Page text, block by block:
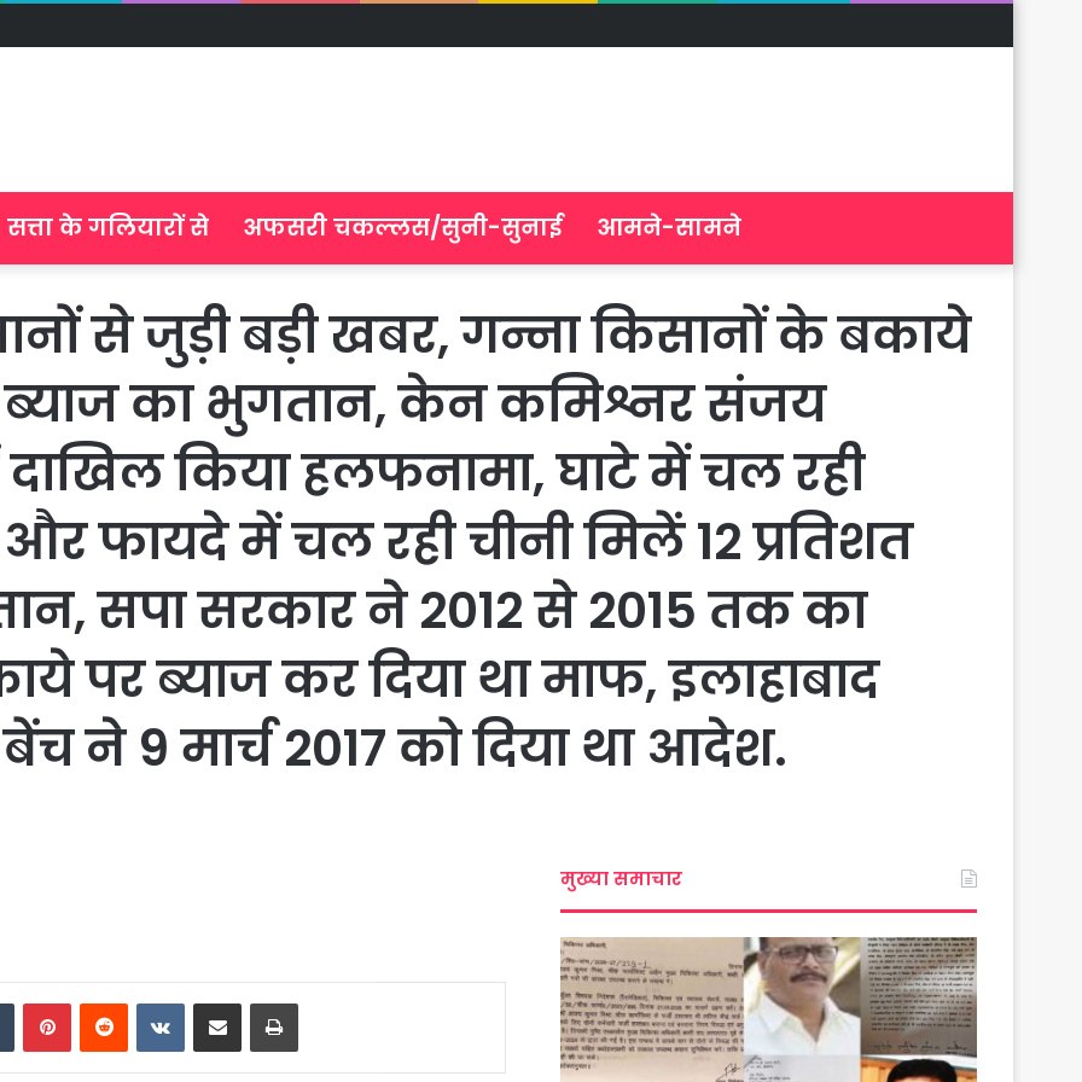
सत्ता के गलियारों से अफसरी चकल्लस/सुनी-सुनाई आमने-सामने
से जुड़ी बड़ी खबर, गन्ना किसानों के बकाये
ब्याज का भुगतान, केन कमिश्नर संजय
दाखिल किया हलफनामा, घाटे में चल रही
फायदे में चल रही चीनी मिलें 12 प्रतिशत
सपा सरकार ने 2012 से 2015 तक का
पर ब्याज कर दिया था माफ, इलाहाबाद
ने 9 मार्च 2017 को दिया था आदेश.
TumblrPinterestReddit VKontakte
Share via Email Print
मुख्या समाचार